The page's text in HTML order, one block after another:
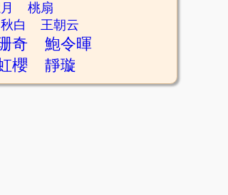
桃扇
秋白 王朝云
奇
鮑令暉
櫻 靜璇